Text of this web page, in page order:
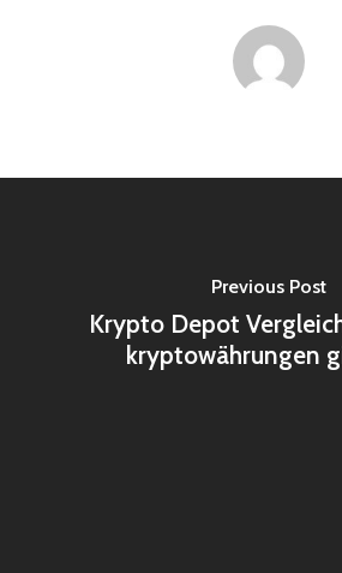
Previous Post
Krypto Depot
kryptowährungen